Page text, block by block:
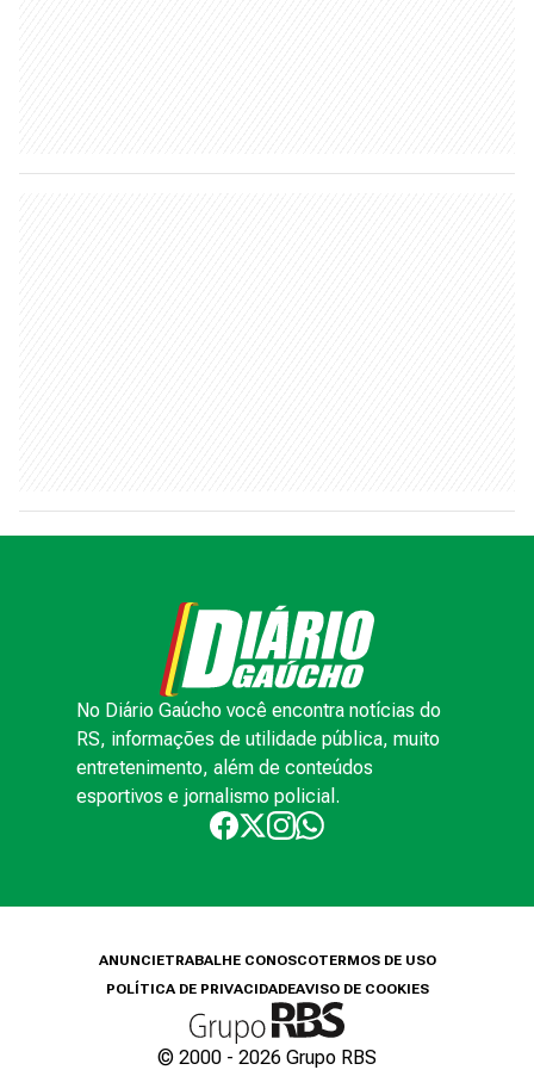
No Diário Gaúcho você encontra notícias do
RS, informações de utilidade pública, muito
entretenimento, além de conteúdos
esportivos e jornalismo policial.
ANUNCIETRABALHE CONOSCOTERMOS DE USO
POLÍTICA DE PRIVACIDADEAVISO DE COOKIES
© 2000 - 2026 Grupo RBS